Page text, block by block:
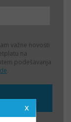
važne novosti
na
podešavanja
.